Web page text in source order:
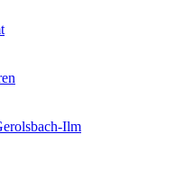
Ilm